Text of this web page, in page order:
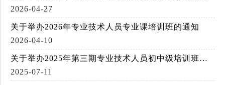
2026-04-27
关于举办2026年专业技术人员专业课培训班的通知
2026-04-10
关于举办2025年第三期专业技术人员初中级培训班的通知
2025-07-11